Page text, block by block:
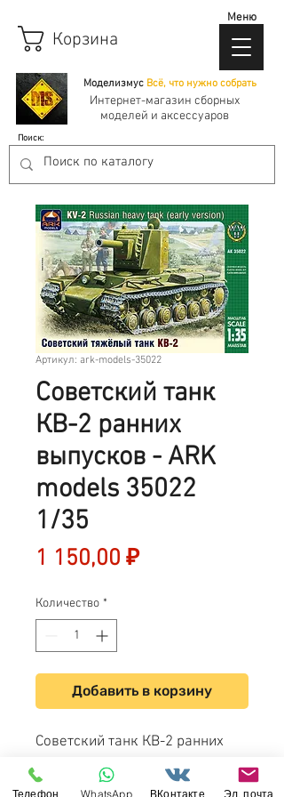
Моделизмус Всё, что нужно собрать
Корзина
Интернет-магазин сборных
моделей и аксессуаров
Поиск:
Меню
Артикул: ark-models-35022
Советский танк
КВ-2 ранних
выпусков - ARK
models 35022
1/35
1 150,00 ₽Цена
Количество *
Добавить в корзину
Советский танк КВ-2 ранних
выпусков - ARK models 35022
1/35
Телефон WhatsApp ВКонтакте Эл. почта